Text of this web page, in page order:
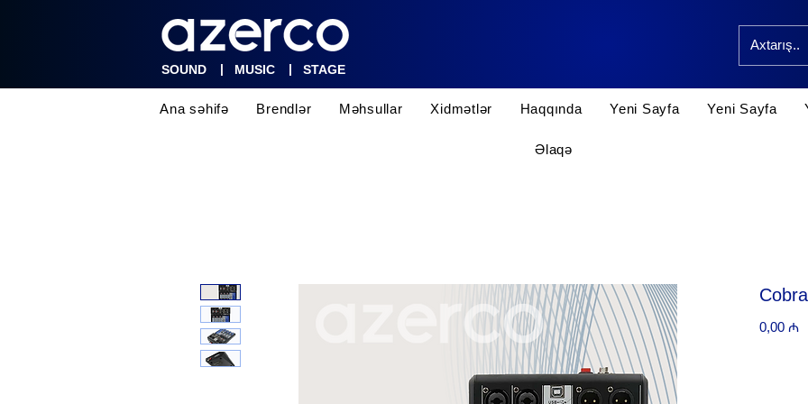
SOUND | MUSIC | STAGE
Ana səhifə Brendlər Məhsullar Xidmətlər Haqqında Yeni Sayfa Yeni Sayfa
Əlaqə
0,00 ₼